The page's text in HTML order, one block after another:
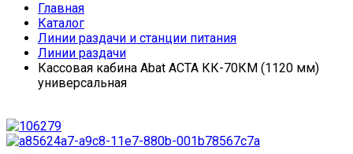
Главная
Каталог
Линии раздачи и станции питания
Линии раздачи
Кассовая кабина Abat АСТА КК-70КМ (1120 мм)
универсальная